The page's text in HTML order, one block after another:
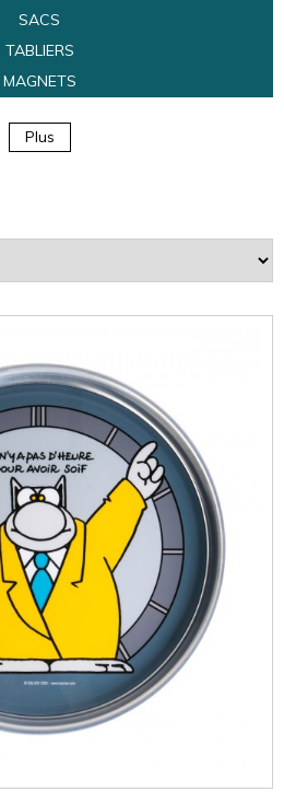
SACS
TABLIERS
MAGNETS
Plus